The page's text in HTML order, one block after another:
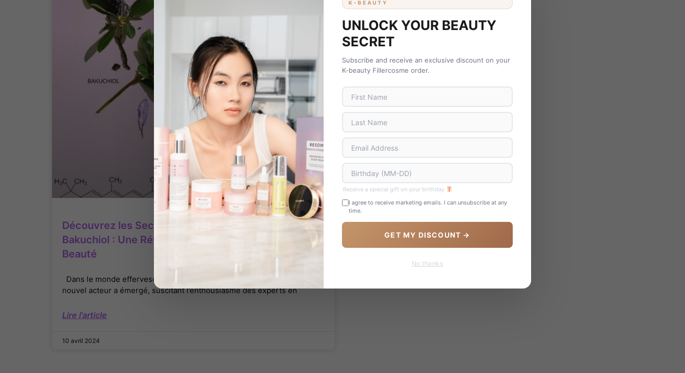
Découvrez les Secrets de la Science derrière le
Bakuchiol : Une Révolution dans le Domaine de la
Beauté
Dans le monde effervescent de la beauté et des soins de la peau, un
nouvel acteur a émergé, suscitant l’enthousiasme des experts en
Lire l'article
10 avril 2024
K-BEAUTY
UNLOCK YOUR BEAUTY
SECRET
Subscribe and receive an exclusive discount on your
K-beauty Fillercosme order.
Receive a special gift on your birthday
I agree to receive marketing emails. I can unsubscribe at any
time.
GET MY DISCOUNT →
No thanks